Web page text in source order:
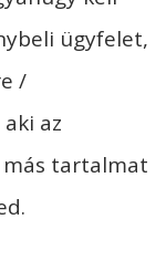
ügyfelet,
/
az
tartalmat